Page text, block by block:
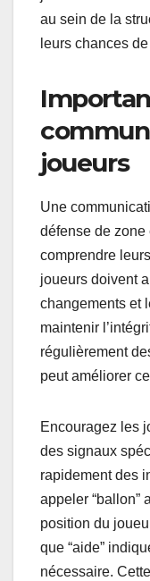
au sein de la
leurs chances
joueurs
Une
défense de
comprendre
joueurs doivent
changements et
maintenir
régulièrement
peut améliorer
Encouragez les
des signaux
rapidement des
appeler “ballon”
position du
que “aide”
nécessaire.